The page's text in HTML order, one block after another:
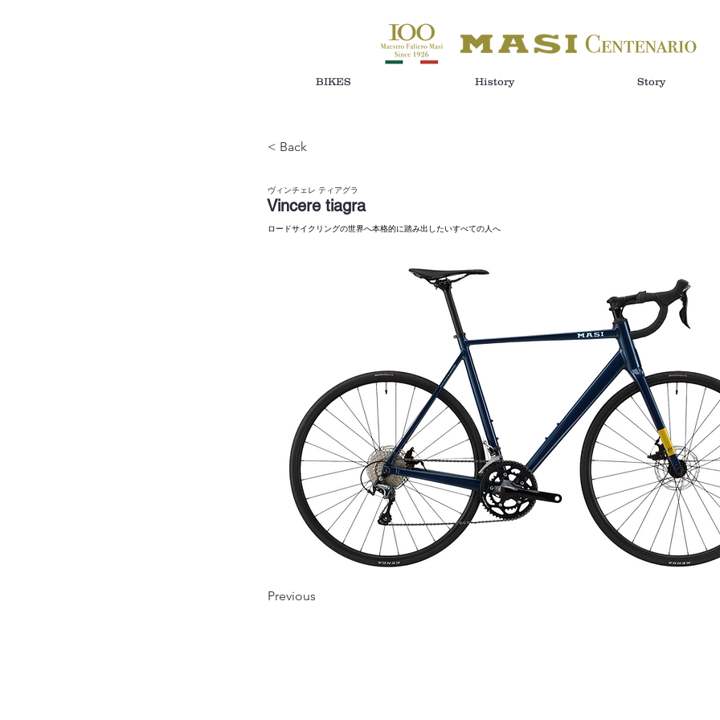
BIKES History Story
< Back
Vincere tiagra
ヴィンチェレ ティアグラ
ロードサイクリングの世界へ本格的に踏み出したいすべての人へ
Previous